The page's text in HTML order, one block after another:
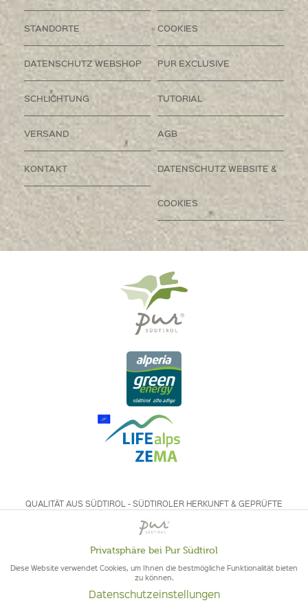
STANDORTE COOKIES
DATENSCHUTZ WEBSHOP PUR EXCLUSIVE
SCHLICHTUNG TUTORIAL
VERSAND AGB
KONTAKT DATENSCHUTZ WEBSITE &
COOKIES
QUALITÄT AUS SÜDTIROL - SÜDTIROLER HERKUNFT & GEPRÜFTE
QUALITÄT
Aktiv
Privatsphäre bei Pur Südtirol
Diese Website verwendet Cookies, um Ihnen die bestmögliche Funktionalität bieten
zu können.
Datenschutzeinstellungen